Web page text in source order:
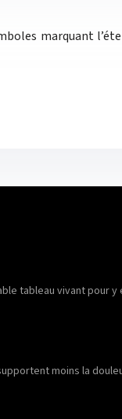
marquant
tableau vivant pour
moins la